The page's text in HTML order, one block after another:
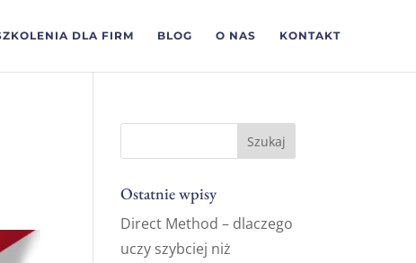
DLA FIRM BLOG O NAS KONTAKT
Ostatnie wpisy
Direct Method – dlaczego
uczy szybciej niż